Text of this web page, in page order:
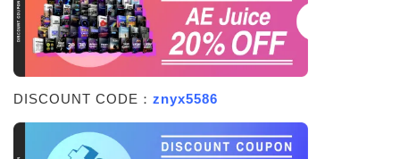
DISCOUNT CODE： znyx5586